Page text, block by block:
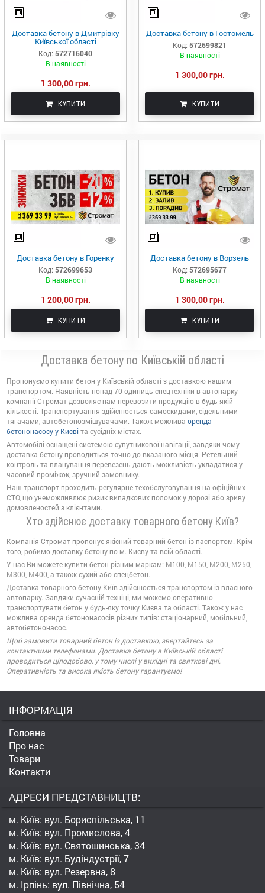
Доставка бетону в Дмитрівку
Київської області
Код: 572716040
В наявності
1 300,00 грн.
КУПИТИ
Доставка бетону в Гостомель
Код: 572699821
В наявності
1 300,00 грн.
КУПИТИ
Доставка бетону в Горенку
Код: 572699653
В наявності
1 200,00 грн.
КУПИТИ
Доставка бетону в Ворзель
Код: 572695677
В наявності
1 300,00 грн.
КУПИТИ
Доставка бетону по Київській області
Пропонуємо купити бетон у Київській області з доставкою нашим
транспортом. Наявність понад 70 одиниць спецтехніки в автопарку
компанії Стромат дозволяє нам перевозити продукцію в будь-якій
кількості. Транспортування здійснюється самоскидами, сідельними
тягачами, автобетонозмішувачами. Також можлива оренда
бетононасосу у Києві та сусідніх містах.
Автомобілі оснащені системою супутникової навігації, завдяки чому
доставка бетону проводиться точно до вказаного місця. Ретельний
контроль та планування перевезень дають можливість укладатися у
часовий проміжок, зручний замовнику.
Наш транспорт проходить регулярне техобслуговування на офіційних
СТО, що унеможливлює ризик випадкових поломок у дорозі або зриву
домовленостей з клієнтами.
Хто здійснює доставку товарного бетону Київ?
Компанія Стромат пропонує якісний товарний бетон із паспортом. Крім
того, робимо доставку бетону по м. Києву та всій області.
У нас Ви можете купити бетон різним маркам: М100, М150, М200, М250,
М300, М400, а також сухий або спецбетон.
Доставка товарного бетону Київ здійснюється транспортом із власного
автопарку. Завдяки сучасній техніці, ми можемо оперативно
транспортувати бетон у будь-яку точку Києва та області. Також у нас
можлива оренда бетононасосів різних типів: стаціонарний, мобільний,
автобетононасос.
Щоб замовити товарний бетон із доставкою, звертайтесь за
контактними телефонами. Доставка бетону в Київській області
проводиться цілодобово, у тому числі у вихідні та святкові дні.
Оперативність та висока якість бетону гарантуємо!
ІНФОРМАЦІЯ
Головна
Про нас
Товари
Контакти
АДРЕСИ ПРЕДСТАВНИЦТВ:
м. Київ: вул. Бориспільська, 11
м. Київ: вул. Промислова, 4
м. Київ: вул. Святошинська, 34
м. Київ: вул. Будіндустрії, 7
м. Київ: вул. Резервна, 8
м. Ірпінь: вул. Північна, 54